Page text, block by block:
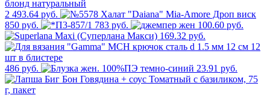
2 493.64 руб.
850 руб.
783 руб.
100.60 руб.
169.32 руб.
486 руб. 23.91 руб.